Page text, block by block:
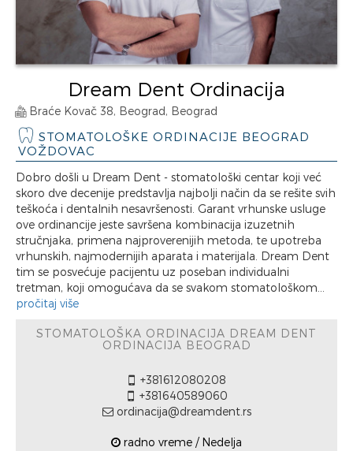
Dream Dent Ordinacija
Braće Kovač 38, Beograd, Beograd
STOMATOLOŠKE ORDINACIJE BEOGRAD
VOŽDOVAC
Dobro došli u Dream Dent - stomatološki centar koji već
skoro dve decenije predstavlja najbolji način da se rešite svih
teškoća i dentalnih nesavršenosti. Garant vrhunske usluge
ove ordinancije jeste savršena kombinacija izuzetnih
stručnjaka, primena najproverenijih metoda, te upotreba
vrhunskih, najmodernijih aparata i materijala. Dream Dent
tim se posvećuje pacijentu uz poseban individualni
tretman, koji omogućava da se svakom stomatološkom...
pročitaj više
STOMATOLOŠKA ORDINACIJA DREAM DENT
ORDINACIJA BEOGRAD
+381612080208
+381640589060
ordinacija@dreamdent.rs
radno vreme / Nedelja